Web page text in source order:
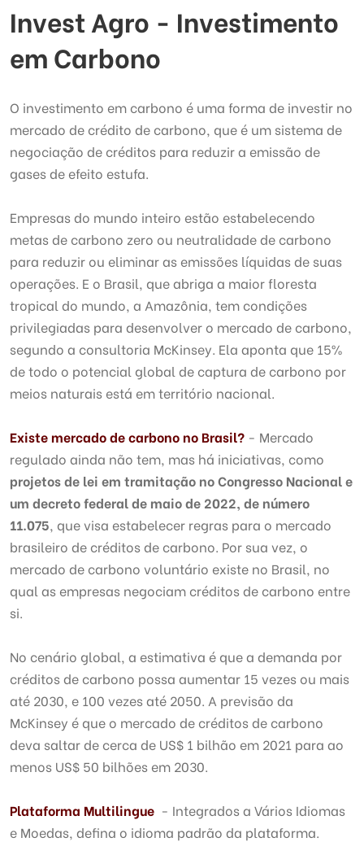
Invest Agro - Investimento
em Carbono
O investimento em carbono é uma forma de investir no
mercado de crédito de carbono, que é um sistema de
negociação de créditos para reduzir a emissão de
gases de efeito estufa.
Empresas do mundo inteiro estão estabelecendo
metas de carbono zero ou neutralidade de carbono
para reduzir ou eliminar as emissões líquidas de suas
operações. E o Brasil, que abriga a maior floresta
tropical do mundo, a Amazônia, tem condições
privilegiadas para desenvolver o mercado de carbono,
segundo a consultoria McKinsey. Ela aponta que 15%
de todo o potencial global de captura de carbono por
meios naturais está em território nacional.
Existe mercado de carbono no Brasil? - Mercado
regulado ainda não tem, mas há iniciativas, como
projetos de lei em tramitação no Congresso Nacional e
um decreto federal de maio de 2022, de número
11.075 , que visa estabelecer regras para o mercado
brasileiro de créditos de carbono. Por sua vez, o
mercado de carbono voluntário existe no Brasil, no
qual as empresas negociam créditos de carbono entre
si.
No cenário global, a estimativa é que a demanda por
créditos de carbono possa aumentar 15 vezes ou mais
até 2030, e 100 vezes até 2050. A previsão da
McKinsey é que o mercado de créditos de carbono
deva saltar de cerca de US$ 1 bilhão em 2021 para ao
menos US$ 50 bilhões em 2030.
Plataforma Multilingue - Integrados a Vários Idiomas
e Moedas, defina o idioma padrão da plataforma.